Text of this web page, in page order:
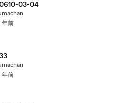
03-04
年前
年前